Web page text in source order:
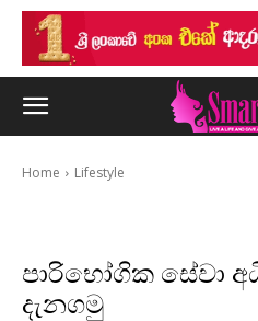
Home Lifestyle
පාරිභෝගික සේවා
දැනගමු